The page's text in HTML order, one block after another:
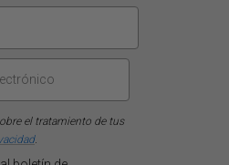
el tratamiento de tus
.